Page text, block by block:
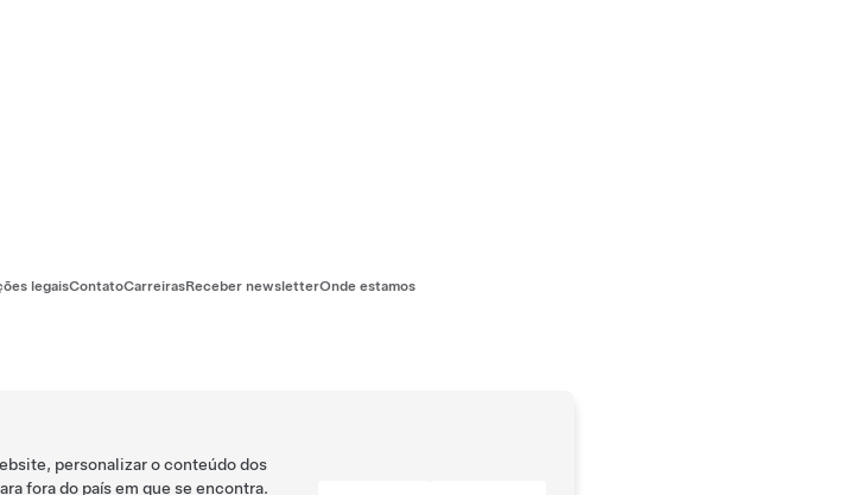
legaisContatoCarreirasReceber newsletterOnde estamos
personalizar o conteúdo dos
fora do país em que se encontra.